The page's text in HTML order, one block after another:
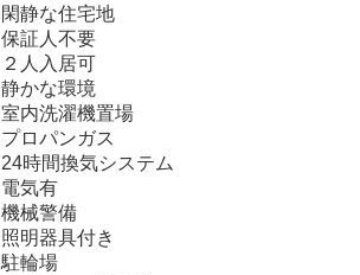
閑静な住宅地
保証人不要
２人入居可
静かな環境
室内洗濯機置場
プロパンガス
24時間換気システム
電気有
機械警備
照明器具付き
駐輪場